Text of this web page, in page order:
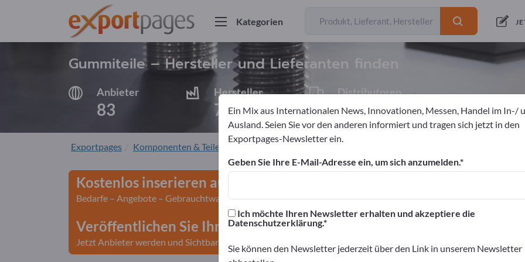
Kategorien
Gummiteile – Hersteller und Lieferanten finden
Anbieter
83
Hersteller
76
Distributoren
7
Anbieter 83
Exportpages Komponenten & Teile Zulieferteile
Kostenlos inserieren auf Exportpages!
Bedarfe – Angebote – Gebrauchtwaren – Geschäftskontakte>> hier starten
Veröffentlichen Sie Ihr Unternehmen und Ihre Produkte auf
Jetzt Anbieter werden und Sichtbarkeit gewinnen>> hier veröffentlichen
Ein Mix aus Internationalen News, Innovationen, Messen, Handel im In-/
Ausland. Seien Sie vor den anderen informiert und tragen sich jetzt in den
Exportpages-Newsletter ein.
Geben Sie Ihre E-Mail-Adresse ein, um sich anzumelden.
Ich möchte Ihren Newsletter erhalten und akzeptiere die
Datenschutzerklärung.
Sie können den Newsletter jederzeit über den Link in unserem Newsletter